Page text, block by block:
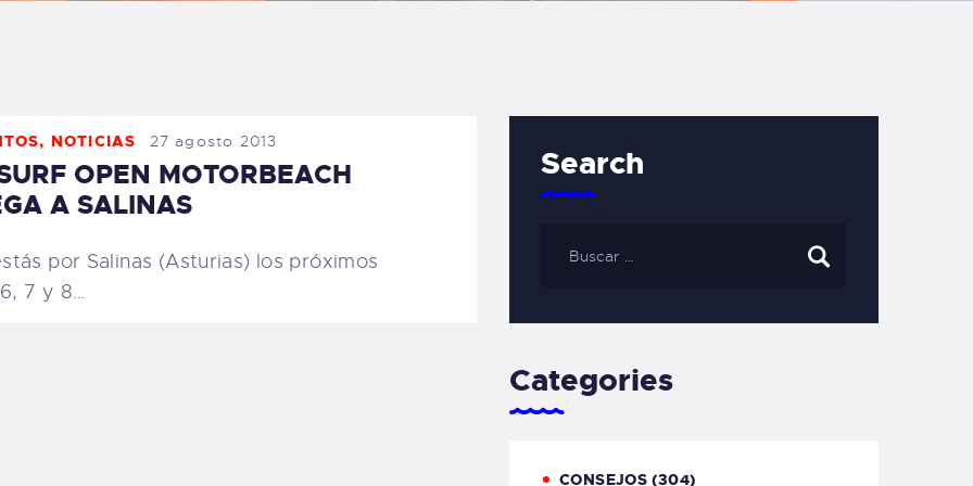
CARRITO
FAMILY
, NOTICIAS 27 agosto 2013
OPEN MOTORBEACH
A SALINAS
por Salinas (Asturias) los próximos
7 y 8…
Search
Categories
CONSEJOS (304)